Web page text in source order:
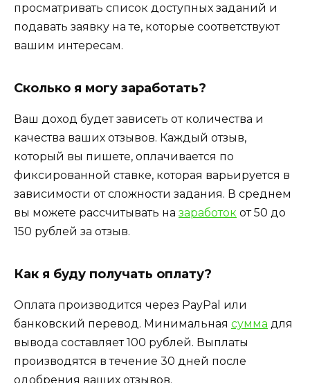
просматривать список доступных заданий и
подавать заявку на те, которые соответствуют
вашим интересам.
Сколько я могу заработать?
Ваш доход будет зависеть от количества и
качества ваших отзывов. Каждый отзыв,
который вы пишете, оплачивается по
фиксированной ставке, которая варьируется в
зависимости от сложности задания. В среднем
вы можете рассчитывать на заработок от 50 до
150 рублей за отзыв.
Как я буду получать оплату?
Оплата производится через PayPal или
банковский перевод. Минимальная сумма для
вывода составляет 100 рублей. Выплаты
производятся в течение 30 дней после
одобрения ваших отзывов.